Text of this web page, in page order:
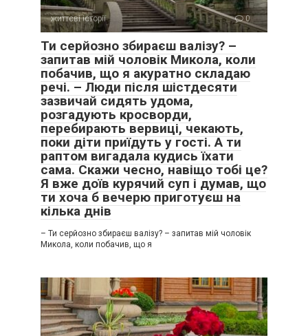
життєві історії 0
Ти серйозно збираєш валізу? –
запитав мій чоловік Микола, коли
побачив, що я акуратно складаю
речі. – Люди після шістдесяти
зазвичай сидять удома,
розгадують кросворди,
перебирають вервиці, чекають,
поки діти приїдуть у гості. А ти
раптом вигадала кудись їхати
сама. Скажи чесно, навіщо тобі це?
Я вже доїв курячий суп і думав, що
ти хоча б вечерю приготуєш на
кілька днів
– Ти серйозно збираєш валізу? – запитав мій чоловік
Микола, коли побачив, що я